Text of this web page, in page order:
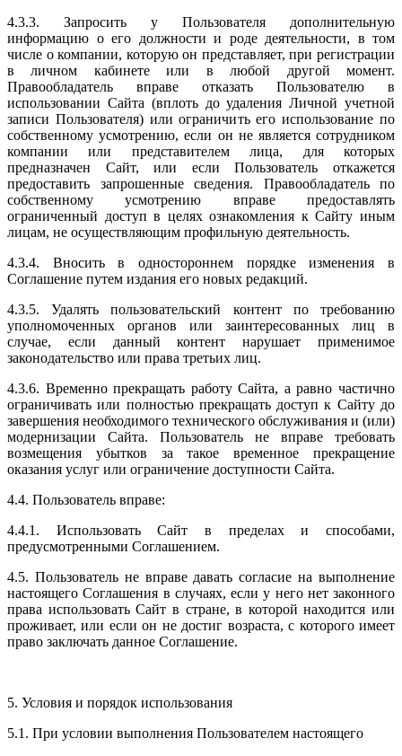
4.3.3. Запросить у Пользователя дополнительную
информацию о его должности и роде деятельности, в том
числе о компании, которую он представляет, при регистрации
в личном кабинете или в любой другой момент.
Правообладатель вправе отказать Пользователю в
использовании Сайта (вплоть до удаления Личной учетной
записи Пользователя) или ограничить его использование по
собственному усмотрению, если он не является сотрудником
компании или представителем лица, для которых
предназначен Сайт, или если Пользователь откажется
предоставить запрошенные сведения. Правообладатель по
собственному усмотрению вправе предоставлять
ограниченный доступ в целях ознакомления к Сайту иным
лицам, не осуществляющим профильную деятельность.
4.3.4. Вносить в одностороннем порядке изменения в
Соглашение путем издания его новых редакций.
4.3.5. Удалять пользовательский контент по требованию
уполномоченных органов или заинтересованных лиц в
случае, если данный контент нарушает применимое
законодательство или права третьих лиц.
4.3.6. Временно прекращать работу Сайта, а равно частично
ограничивать или полностью прекращать доступ к Сайту до
завершения необходимого технического обслуживания и (или)
модернизации Сайта. Пользователь не вправе требовать
возмещения убытков за такое временное прекращение
оказания услуг или ограничение доступности Сайта.
4.4. Пользователь вправе:
4.4.1. Использовать Сайт в пределах и способами,
предусмотренными Соглашением.
4.5. Пользователь не вправе давать согласие на выполнение
настоящего Соглашения в случаях, если у него нет законного
права использовать Сайт в стране, в которой находится или
проживает, или если он не достиг возраста, с которого имеет
право заключать данное Соглашение.
5. Условия и порядок использования
5.1. При условии выполнения Пользователем настоящего